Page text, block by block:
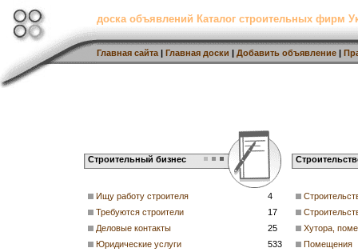
доска объявлений Каталог строительных фирм
Главная сайта | Главная доски | Добавить объявление |
Строительный бизнес
Ищу работу строителя
4
Требуются строители
17
Деловые контакты
25
Юридические услуги
533
Хутора,
Помещения